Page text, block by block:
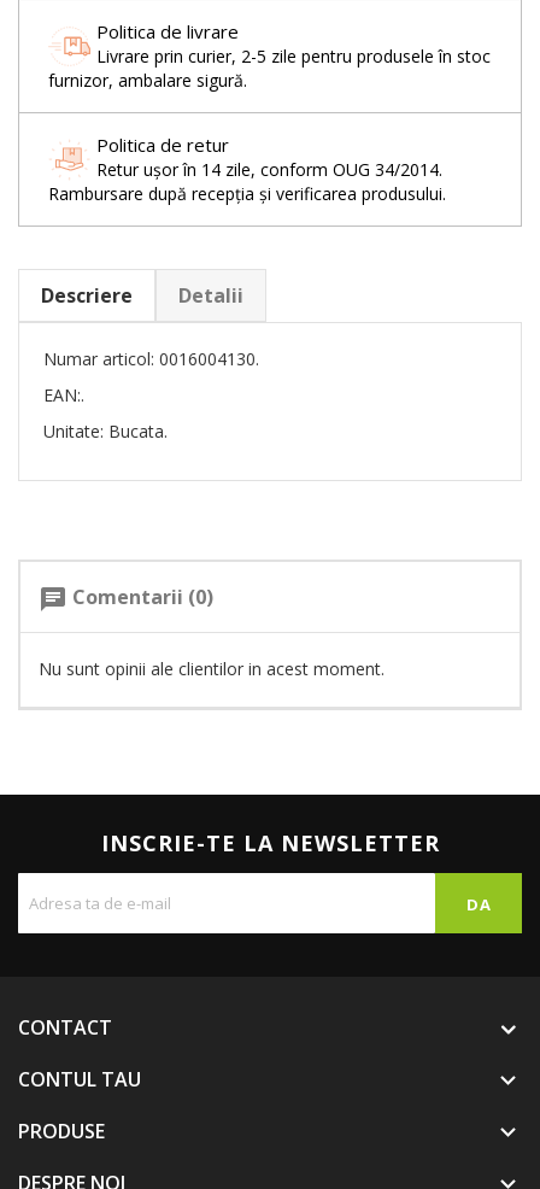
Politica de livrare
Livrare prin curier, 2-5 zile pentru produsele în stoc
furnizor, ambalare sigură.
Politica de retur
Retur ușor în 14 zile, conform OUG 34/2014.
Rambursare după recepția și verificarea produsului.
Descriere Detalii
Numar articol: 0016004130.
EAN:.
Unitate: Bucata.
chat Comentarii (0)
Nu sunt opinii ale clientilor in acest moment.
INSCRIE-TE LA NEWSLETTER
CONTACT
CONTUL TAU

PRODUSE 
DESPRE NOI